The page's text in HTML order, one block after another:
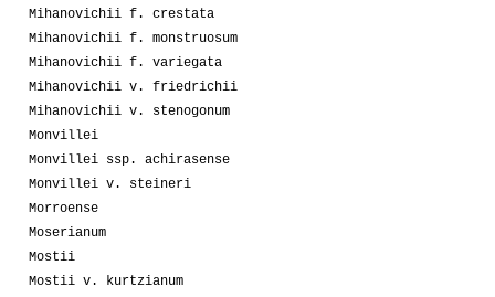
Mihanovichii f. crestata
Mihanovichii f. monstruosum
Mihanovichii f. variegata
Mihanovichii v. friedrichii
Mihanovichii v. stenogonum
Monvillei
Monvillei ssp. achirasense
Monvillei v. steineri
Morroense
Moserianum
Mostii
Mostii v. kurtzianum